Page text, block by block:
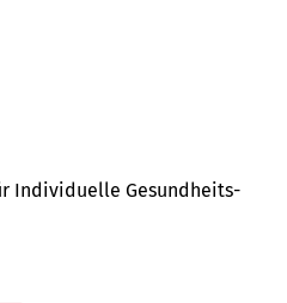
Indi­vidu­elle Gesund­heits-